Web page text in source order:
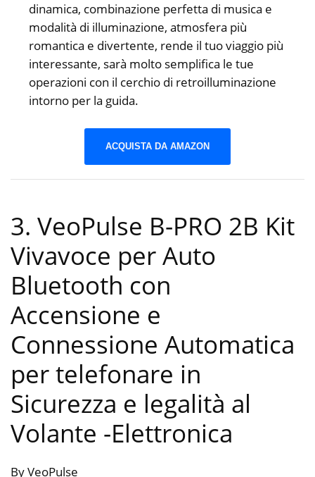
dinamica, combinazione perfetta di musica e
modalità di illuminazione, atmosfera più
romantica e divertente, rende il tuo viaggio più
interessante, sarà molto semplifica le tue
operazioni con il cerchio di retroilluminazione
intorno per la guida.
ACQUISTA DA AMAZON
3. VeoPulse B-PRO 2B Kit
Vivavoce per Auto
Bluetooth con
Accensione e
Connessione Automatica
per telefonare in
Sicurezza e legalità al
Volante -Elettronica
By VeoPulse